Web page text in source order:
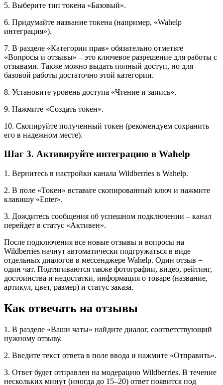
5. Выберите тип токена «Базовый».
6. Придумайте название токена (например, «Wahelp
интеграция»).
7. В разделе «Категории прав» обязательно отметьте
«Вопросы и отзывы» – это ключевое разрешение для работы с
отзывами. Также можно выдать полный доступ, но для
базовой работы достаточно этой категории.
8. Установите уровень доступа «Чтение и запись».
9. Нажмите «Создать токен».
10. Скопируйте полученный токен (рекомендуем сохранить
его в надежном месте).
Шаг 3. Активируйте интеграцию в Wahelp
1. Вернитесь в настройки канала Wildberries в Wahelp.
2. В поле «Токен» вставьте скопированный ключ и нажмите
клавишу «Enter».
3. Дождитесь сообщения об успешном подключении – канал
перейдет в статус «Активен».
После подключения все новые отзывы и вопросы на
Wildberries начнут автоматически подгружаться в виде
отдельных диалогов в мессенджере Wahelp. Один отзыв =
один чат. Подтягиваются также фотографии, видео, рейтинг,
достоинства и недостатки, информация о товаре (название,
артикул, цвет, размер) и статус заказа.
Как отвечать на отзывы
1. В разделе «Ваши чаты» найдите диалог, соответствующий
нужному отзыву.
2. Введите текст ответа в поле ввода и нажмите «Отправить».
3. Ответ будет отправлен на модерацию Wildberries. В течение
нескольких минут (иногда до 15–20) ответ появится под